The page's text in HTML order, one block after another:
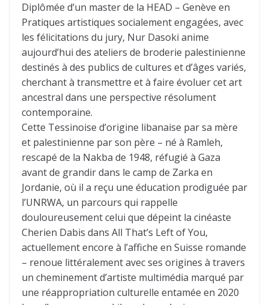
Diplômée d’un master de la HEAD – Genève en
Pratiques artistiques socialement engagées, avec
les félicitations du jury, Nur Dasoki anime
aujourd’hui des ateliers de broderie palestinienne
destinés à des publics de cultures et d’âges variés,
cherchant à transmettre et à faire évoluer cet art
ancestral dans une perspective résolument
contemporaine.
Cette Tessinoise d’origine libanaise par sa mère
et palestinienne par son père – né à Ramleh,
rescapé de la Nakba de 1948, réfugié à Gaza
avant de grandir dans le camp de Zarka en
Jordanie, où il a reçu une éducation prodiguée par
l’UNRWA, un parcours qui rappelle
douloureusement celui que dépeint la cinéaste
Cherien Dabis dans All That’s Left of You,
actuellement encore à l’affiche en Suisse romande
– renoue littéralement avec ses origines à travers
un cheminement d’artiste multimédia marqué par
une réappropriation culturelle entamée en 2020